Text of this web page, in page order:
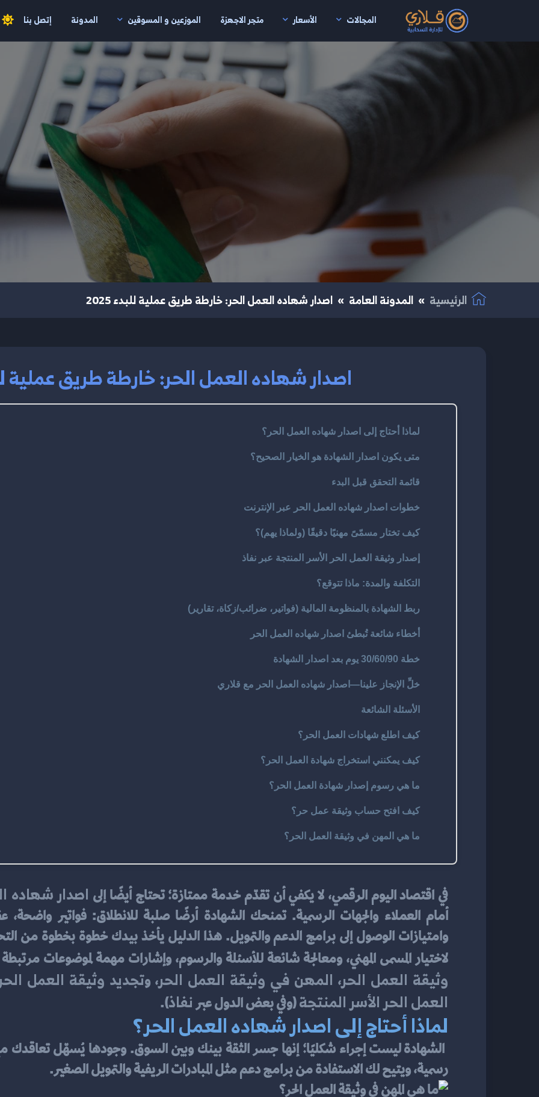
المجالات الأسعار متجر الاجهزة الموزعين و المسوقين المدونة إتصل بنا
انتقال إلى المحتوى الرئيسي
الرئيسية المدونة العامة اصدار شهاده العمل الحر: خارطة طريق عملية للبدء 2025
اصدار شهاده العمل الحر: خارطة طريق عملية
لماذا أحتاج إلى اصدار شهاده العمل الحر؟
متى يكون اصدار الشهادة هو الخيار الصحيح؟
قائمة التحقق قبل البدء
خطوات اصدار شهاده العمل الحر عبر الإنترنت
كيف تختار مسمّىً مهنيًا دقيقًا (ولماذا يهم)؟
إصدار وثيقة العمل الحر الأسر المنتجة عبر نفاذ
التكلفة والمدة: ماذا تتوقع؟
ربط الشهادة بالمنظومة المالية (فواتير، ضرائب/زكاة، تقارير)
أخطاء شائعة تُبطئ اصدار شهاده العمل الحر
خطة 30/60/90 يوم بعد اصدار الشهادة
خلِّ الإنجاز علينا—اصدار شهاده العمل الحر مع قلاري
الأسئلة الشائعة
كيف اطلع شهادات العمل الحر؟
كيف يمكنني استخراج شهادة العمل الحر؟
ما هي رسوم إصدار شهادة العمل الحر؟
كيف افتح حساب وثيقة عمل حر؟
ما هي المهن في وثيقة العمل الحر؟
في اقتصاد اليوم الرقمي، لا يكفي أن تقدّم خدمة ممتازة؛ تحتاج أيضًا إلى اصدار شهاده
لاختيار المسمى المهني، ومعالجة شائعة للأسئلة والرسوم، وإشارات مهمة لموضوعات
وثيقة العمل الحر، المهن في وثيقة العمل الحر، وتجديد وثيقة العمل
العمل الحر الأسر المنتجة (وفي بعض الدول عبر نفاذ).
لماذا أحتاج إلى اصدار شهاده العمل الحر؟
رسمية، ويتيح لك الاستفادة من برامج دعم مثل المبادرات الريفية والتمويل الصغير.